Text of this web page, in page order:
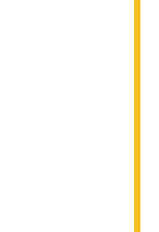
Betreuern
Das
Entwicklung
Möglichkeit
zu den
zu